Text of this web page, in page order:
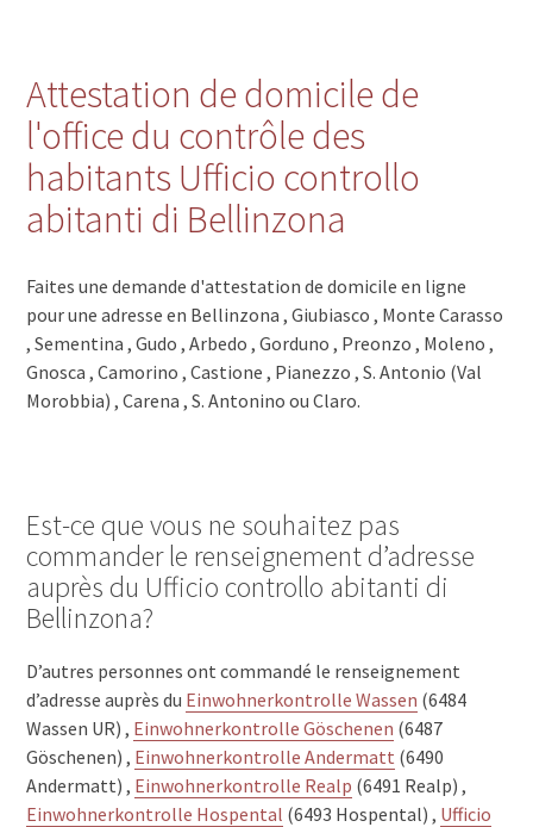
Attestation de domicile de
l'office du contrôle des
habitants Ufficio controllo
abitanti di Bellinzona
Faites une demande d'attestation de domicile en ligne
pour une adresse en Bellinzona , Giubiasco , Monte Carasso
, Sementina , Gudo , Arbedo , Gorduno , Preonzo , Moleno ,
Gnosca , Camorino , Castione , Pianezzo , S. Antonio (Val
Morobbia) , Carena , S. Antonino ou Claro.
Est-ce que vous ne souhaitez pas
commander le renseignement d’adresse
auprès du Ufficio controllo abitanti di
Bellinzona?
D’autres personnes ont commandé le renseignement
d’adresse auprès du Einwohnerkontrolle Wassen (6484
Wassen UR) , Einwohnerkontrolle Göschenen (6487
Göschenen) , Einwohnerkontrolle Andermatt (6490
Andermatt) , Einwohnerkontrolle Realp (6491 Realp) ,
Einwohnerkontrolle Hospental (6493 Hospental) , Ufficio